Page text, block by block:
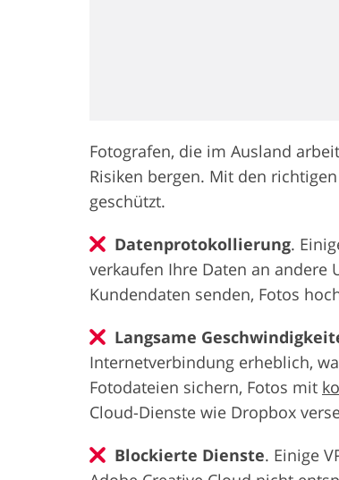
Fotografen, die im Ausland
Risiken bergen. Mit den
geschützt.
Datenprotokollierung.
verkaufen Ihre Daten an andere
Kundendaten senden, Fotos
Langsame
Internetverbindung erheblich,
Fotodateien sichern, Fotos mit
Cloud-Dienste wie Dropbox
Blockierte Dienste. Einige